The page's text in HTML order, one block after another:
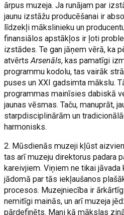
ārpus muzeja. Ja runājam par
jaunu izstāžu producēšanai ir
līdzekļi mākslinieku un
finansiālos apstākļos ir ļoti
izstādes. Te gan jāņem vērā, ka
atvērts Arsenāls, kas pamatīgi
programmu kodolu, tas vairāk
puses un XXI gadsimta mākslu.
programmas mainīsies dabiskā
jaunas vēsmas. Taču, manuprāt,
starpdisciplinārām un
harmonisks.
2. Mūsdienās muzeji kļūst
tas arī muzeju direktorus padara
kareivjiem. Viņiem ne tikai
jādomā par tās iekļaušanos
procesos. Muzejniecība ir
nemitīgi mainās, un arī muzeja
pārdefinēts. Mani kā mākslas